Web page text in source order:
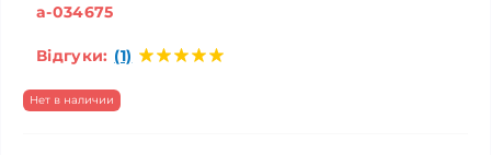
a-034675
Відгуки: (1)
Нет в наличии